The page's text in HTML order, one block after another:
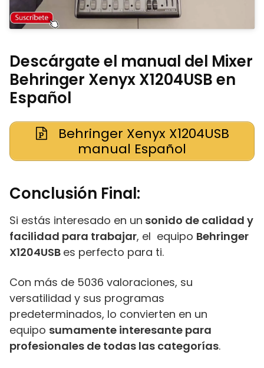
Descárgate el manual del Mixer
Behringer Xenyx X1204USB en
Español
Behringer Xenyx X1204USB
manual Español
Conclusión Final:
Si estás interesado en un sonido de calidad y
facilidad para trabajar, el equipo Behringer
X1204USB es perfecto para ti.
Con más de 5036 valoraciones, su
versatilidad y sus programas
predeterminados, lo convierten en un
equipo sumamente interesante para
profesionales de todas las categorías.